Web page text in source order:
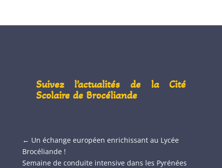
Suivez l’actualités de la Cité
Scolaire de Brocéliande
← Un échange européen enrichissant au Lycée
Brocéliande !
Semaine de conduite intensive dans les Pyrénées